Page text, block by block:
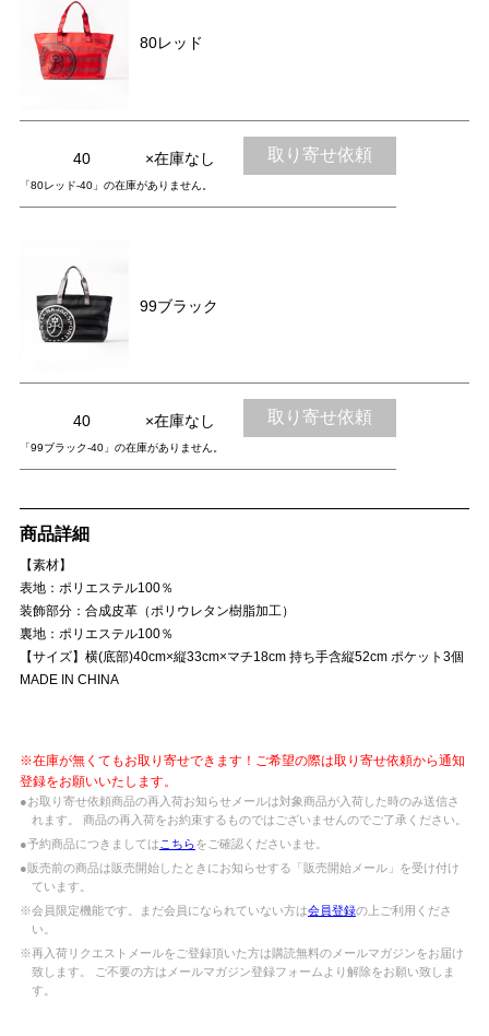
80レッド
40 ×在庫なし 取り寄せ依頼
「80レッド-40」の在庫がありません。
99ブラック
40 ×在庫なし 取り寄せ依頼
「99ブラック-40」の在庫がありません。
商品詳細
【素材】
表地：ポリエステル100％
装飾部分：合成皮革（ポリウレタン樹脂加工）
裏地：ポリエステル100％
【サイズ】横(底部)40cm×縦33cm×マチ18cm 持ち手含縦52cm ポケット3個
MADE IN CHINA
※在庫が無くてもお取り寄せできます！ご希望の際は取り寄せ依頼から通知
登録をお願いいたします。
●お取り寄せ依頼商品の再入荷お知らせメールは対象商品が入荷した時のみ送信さ
れます。 商品の再入荷をお約束するものではございませんのでご了承ください。
●予約商品につきましては こちらをご確認くださいませ。
●販売前の商品は販売開始したときにお知らせする「販売開始メール」を受け付け
ています。
※会員限定機能です。まだ会員になられていない方は会員登録の上ご利用くださ
い。
※再入荷リクエストメールをご登録頂いた方は購読無料のメールマガジンをお届け
致します。 ご不要の方はメールマガジン登録フォームより解除をお願い致しま
す。